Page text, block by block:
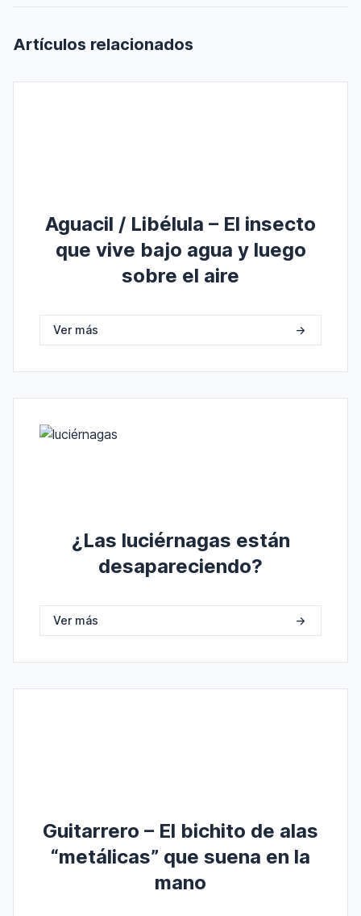
Artículos relacionados
Aguacil / Libélula – El insecto
que vive bajo agua y luego
sobre el aire
Ver más ->
¿Las luciérnagas están
desapareciendo?
Ver más ->
Guitarrero – El bichito de alas
“metálicas” que suena en la
mano